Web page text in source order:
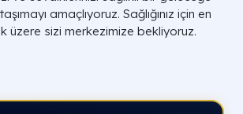
amaçlıyoruz. Sağlığınız için en
üzere sizi merkezimize bekliyoruz.